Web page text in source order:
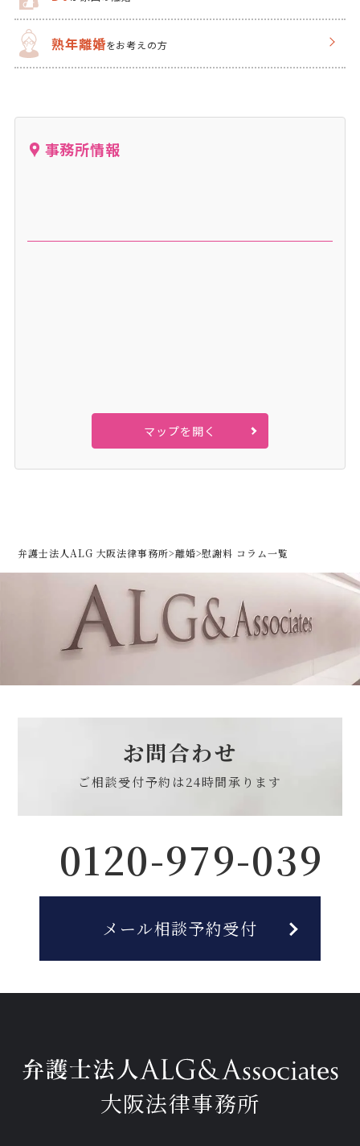
熟年離婚をお考えの方
事務所情報
マップを開く
弁護士法人ALG 大阪法律事務所>離婚>慰謝料 コラム一覧
お問合わせ
ご相談受付予約は24時間承ります
0120-979-039
メール相談予約受付
大阪法律事務所